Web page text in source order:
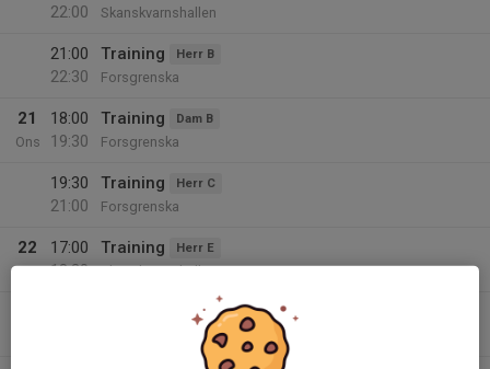
22:00
Skanskvarnshallen
21:00
22:30
Training Herr B
Forsgrenska
21
Ons
18:00
19:30
Training Dam B
Forsgrenska
19:30
21:00
Training Herr C
Forsgrenska
22
Tor
17:00
18:30
Training Herr E
Skanskvarnshallen
Dam D
Skanskvarnshallen